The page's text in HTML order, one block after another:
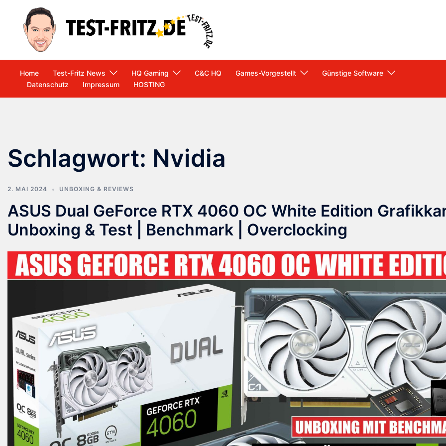
springen
Home Test-Fritz News HQ Gaming C&C HQ Games-Vorgestellt
Günstige Software
Datenschutz
Impressum HOSTING
Schlagwort: Nvidia
2. MAI 2024 UNBOXING & REVIEWS
ASUS Dual GeForce RTX 4060 OC White Edition
Unboxing & Test | Benchmark | Overclocking